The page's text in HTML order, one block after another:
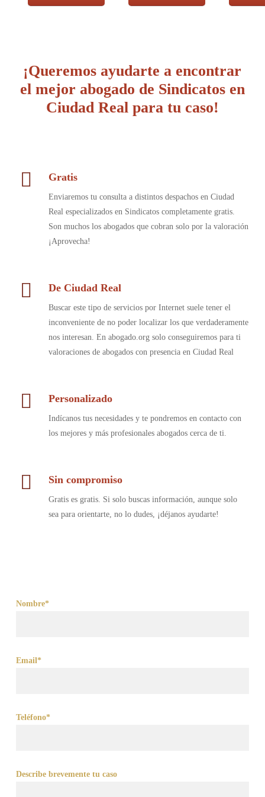
¡Queremos ayudarte a encontrar
el mejor abogado de Sindicatos en
Ciudad Real para tu caso!
Gratis
Enviaremos tu consulta a distintos despachos en Ciudad
Real especializados en Sindicatos completamente gratis.
Son muchos los abogados que cobran solo por la valoración
¡Aprovecha!
De Ciudad Real
Buscar este tipo de servicios por Internet suele tener el
inconveniente de no poder localizar los que verdaderamente
nos interesan. En abogado.org solo conseguiremos para ti
valoraciones de abogados con presencia en Ciudad Real
Personalizado
Indícanos tus necesidades y te pondremos en contacto con
los mejores y más profesionales abogados cerca de ti.
Sin compromiso
Gratis es gratis. Si solo buscas información, aunque solo
sea para orientarte, no lo dudes, ¡déjanos ayudarte!
Nombre*
Email*
Teléfono*
Describe brevemente tu caso